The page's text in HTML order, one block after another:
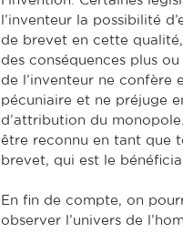
l’inventeur la possibilité
de brevet en cette
des conséquences plus
de l’inventeur ne confère
pécuniaire et ne préjuge
d’attribution du
être reconnu en tant que
brevet, qui est le
En fin de compte, on
observer l’univers de